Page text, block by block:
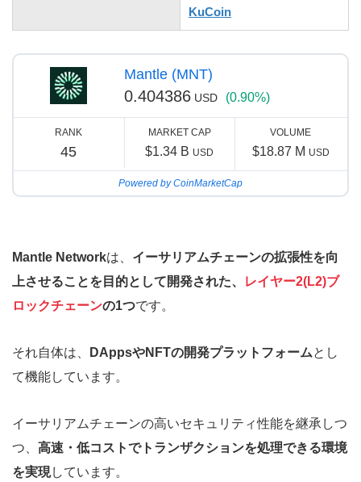
KuCoin
Mantle (MNT)
0.404386 USD (0.90%)
RANK
45
MARKET CAP
$1.34 B USD
VOLUME
$18.87 M USD
Powered by CoinMarketCap
Mantle Networkは、 イーサリアムチェーンの拡張性を向
上させることを目的として開発された、
レイヤー2(L2)ブ
ロックチェーンの1つです。
それ自体は、 DAppsやNFTの開発プラットフォームとし
て機能しています。
イーサリアムチェーンの高いセキュリティ性能を継承しつ
つ、 高速・低コストでトランザクションを処理できる環境
を実現しています。